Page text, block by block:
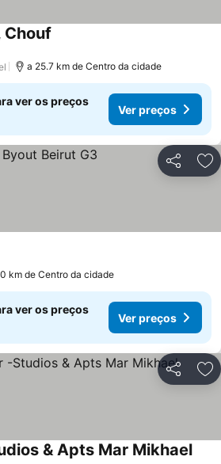
Chouf
a 25.7 km de Centro da cidade
ver os preços
Ver preços
Partilhar
km de Centro da cidade
ver os preços
Ver preços
Partilhar
& Apts Mar Mikhael